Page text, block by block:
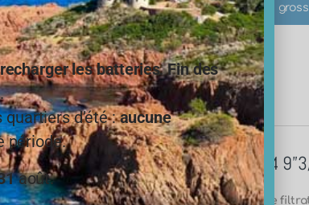
Une taille spécifique ? Une
Guide des tailles
Détails du produit
bobinée Big Blue 9 pouces 3/4
3/4 9”3/4 20 microns répond auxexigences de
recharger les batteries.Fin des
.
d’été :aucune
période.
août.